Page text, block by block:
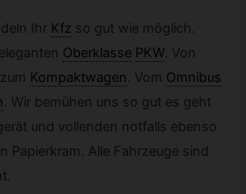
Ihr Kfz so gut wie möglich.
Oberklasse PKW. Von
Kompaktwagen. Vom Omnibus
. Wir bemühen uns so gut es geht
und vollenden notfalls ebenso
Papierkram. Alle Fahrzeuge sind